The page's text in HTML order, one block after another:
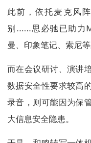
此前，依托麦克风
别......思必驰已助力
曼、印象笔记、索尼
而在会议研讨、演讲
数据安全性要求较高
录音，则可能因为保
大信息安全隐患。